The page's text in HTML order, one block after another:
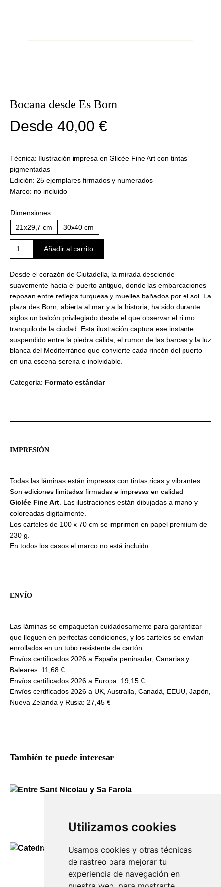
Utilizamos cookies
Usamos cookies y otras técnicas
de rastreo para mejorar tu
experiencia de navegación en
Bocana desde Es Born
Desde 40,00 €
Técnica: Ilustración impresa en Glicée Fine Art con tintas
pigmentadas
Edición: 25 ejemplares firmados y numerados
Marco: no incluido
Dimensiones
21x29,7 cm
30x40 cm
Añadir al carrito
Desde el corazón de Ciutadella, la mirada desciende
suavemente hacia el puerto antiguo, donde las embarcaciones
reposan entre reflejos turquesa y muelles bañados por el sol. La
plaza des Born, abierta al mar y a la historia, ha sido durante
siglos un balcón privilegiado desde el que observar el ritmo
tranquilo de la ciudad. Esta ilustración captura ese instante
suspendido entre la piedra cálida, el rumor de las barcas y la luz
blanca del Mediterráneo que convierte cada rincón del puerto
en una escena serena e inolvidable.
Categoría: Formato estándar
IMPRESIÓN
Todas las láminas están impresas con tintas ricas y vibrantes.
Son ediciones limitadas firmadas e impresas en calidad
Giclée Fine Art . Las ilustraciones están dibujadas a mano y
coloreadas digitalmente.
Los carteles de 100 x 70 cm se imprimen en papel premium de
230 g.
En todos los casos el marco no está incluido.
ENVÍO
Las láminas se empaquetan cuidadosamente para garantizar
que lleguen en perfectas condiciones, y los carteles se envían
enrollados en un tubo resistente de cartón.
Envíos certificados 2026 a España peninsular, Canarias y
Baleares: 11,68 €
Envíos certificados 2026 a Europa: 19,15 €
Envíos certificados 2026 a UK, Australia, Canadá, EEUU, Japón,
Nueva Zelanda y Rusia: 27,45 €
También te puede interesar
130,00
Catedral
Desde40,00